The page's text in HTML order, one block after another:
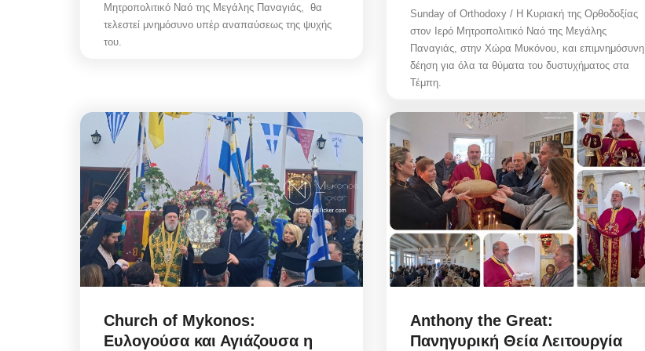
Μητροπολιτικό Ναό της Μεγάλης Παναγιάς, θα
τελεστεί μνημόσυνο υπέρ αναπαύσεως της ψυχής
του.
Sunday of Orthodoxy / Η Κυριακή της Ορθοδοξίας
στον Ιερό Μητροπολιτικό Ναό της Μεγάλης
Παναγιάς, στην Χώρα Μυκόνου, και επιμνημόσυνη
δέηση για όλα τα θύματα του δυστυχήματος στα
Τέμπη.
Church of Mykonos:
Ευλογούσα και Αγιάζουσα η
Anthony the Great:
Πανηγυρική Θεία Λειτουργία